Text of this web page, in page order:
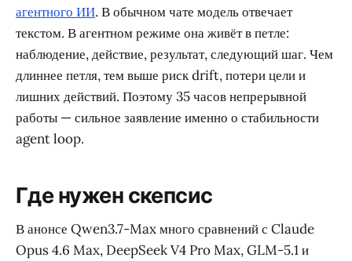
агентного ИИ. В обычном чате модель отвечает
текстом. В агентном режиме она живёт в петле:
наблюдение, действие, результат, следующий шаг. Чем
длиннее петля, тем выше риск drift, потери цели и
лишних действий. Поэтому 35 часов непрерывной
работы — сильное заявление именно о стабильности
agent loop.
Где нужен скепсис
В анонсе Qwen3.7-Max много сравнений с Claude
Opus 4.6 Max, DeepSeek V4 Pro Max, GLM-5.1 и